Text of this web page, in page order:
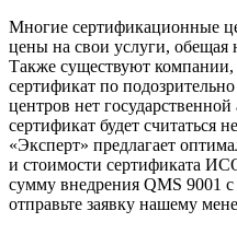
Многие сертификационные
цены на свои услуги,
Также существуют компании,
сертификат по
центров нет
сертификат будет считаться
«Эксперт» предлагает
и стоимости сертификата
сумму внедрения QMS 9001
отправьте заявку нашему